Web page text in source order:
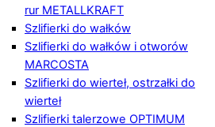
rur METALLKRAFT
Szlifierki do wałków
Szlifierki do wałków i otworów
MARCOSTA
Szlifierki do wierteł, ostrzałki do
wierteł
Szlifierki talerzowe OPTIMUM